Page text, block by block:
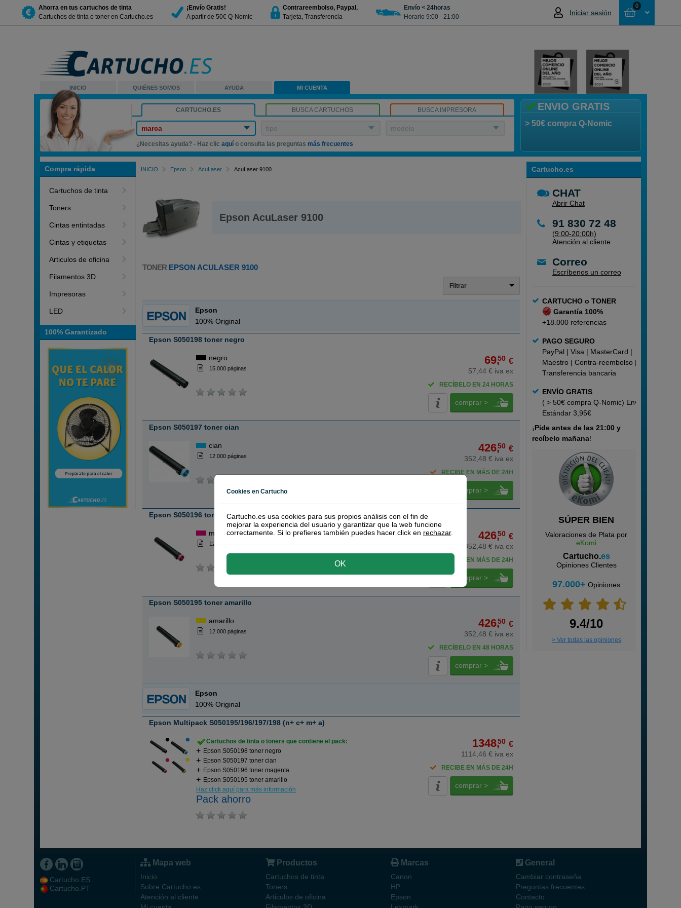
Ahorra en tus cartuchos de tinta
Cartuchos de tinta o toner en Cartucho.es
¡Envío Gratis!
A partir de 50€ Q-Nomic
Contrareembolso, Paypal,
Tarjeta, Transferencia
Envío < 24horas
Horario 9:00 - 21:00
Iniciar sesión
0
NO HAS SELECCIONADO NINGÚN
INICIO QUIÉNES SOMOS AYUDA MI CUENTA
ENVIO GRATIS
> 50€ compra Q-Nomic
CARTUCHO.ES BUSCA CARTUCHOS BUSCA IMPRESORA
marca tipo modelo
¿Necesitas ayuda? - Haz clicaquí o consulta las preguntas más frecuentes
Compra rápida
Cartuchos de tinta
Toners
Cintas entintadas
Cintas y etiquetas
Articulos de oficina
Filamentos 3D
Impresoras
LED
100% Garantizado
Cartucho.es
CHAT
Abrir Chat
91 830 72 48
(9:00-20:00h)
Atención al cliente
Correo
Escríbenos un correo
CARTUCHO o TONER
Garantía 100%
+18.000 referencias
PAGO SEGURO
PayPal | Visa | MasterCard |
Maestro | Contra-reembolso |
Transferencia bancaria
ENVÍO GRATIS
( > 50€ compra Q-Nomic) Envío
Estándar 3,95€
¡Pide antes de las 21:00 y
recíbelo mañana!
SÚPER BIEN
Valoraciones de Plata por
eKomi
Cartucho.es
Opiniones Clientes
97.000+ Opiniones
9.4/10
> Ver todas las opiniones
INICIO Epson AcuLaser AcuLaser 9100
Epson AcuLaser 9100
TONER EPSON ACULASER 9100
Filtrar
Epson
100% Original
Epson S050198 toner negro
negro
15.000 páginas
69,50 €
57,44 € iva ex
RECÍBELO EN 24 HORAS
comprar >
Epson S050197 toner cian
cian
12.000 páginas
426,50 €
352,48 € iva ex
RECIBE EN MÁS DE 24H
comprar >
Epson S050196 toner magenta
magenta
12.000 páginas
426,50 €
352,48 € iva ex
RECIBE EN MÁS DE 24H
comprar >
Epson S050195 toner amarillo
amarillo
12.000 páginas
426,50 €
352,48 € iva ex
RECÍBELO EN 48 HORAS
comprar >
Epson
100% Original
Epson Multipack S050195/196/197/198 (n+ c+ m+ a)
Cartuchos de tinta o toners que contiene el pack:
Epson S050198 toner negro
Epson S050197 toner cian
Epson S050196 toner magenta
Epson S050195 toner amarillo
Haz click aquí para más información
Pack ahorro
1348,50 €
1114,46 € iva ex
RECIBE EN MÁS DE 24H
comprar >
Cartucho.ES
Cartucho.PT
Mapa web
Inicio
Sobre Cartucho.es
Atención al cliente
Productos
Cartuchos de tinta
Toners
Articulos de oficina
Marcas
Canon
HP
Epson
General
Cambiar contraseña
Preguntas frecuentes
Contacto
Cookies en Cartucho
Cartucho.es usa cookies para sus propios análisis con el fin de
mejorar la experiencia del usuario y garantizar que la web funcione
correctamente. Si lo prefieres también puedes hacer click en rechazar.
OK